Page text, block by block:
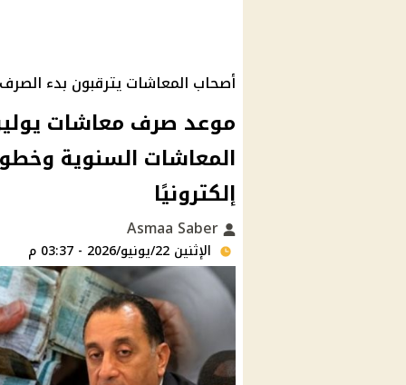
أصحاب المعاشات يترقبون بدء
المعاشات السنوية
إلكترونيًا
الإثنين 22/يونيو/2026 - 03:37 م